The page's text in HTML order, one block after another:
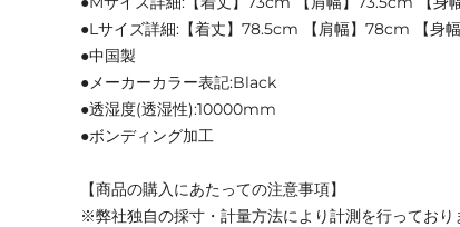
●Lサイズ詳細:【着丈】78.5cm 【肩幅】78cm 【身
●中国製
●メーカーカラー表記:Black
●透湿度(透湿性):10000mm
●ボンディング加工
【商品の購入にあたっての注意事項】
※弊社独自の採寸・計量方法により計測を行ってお